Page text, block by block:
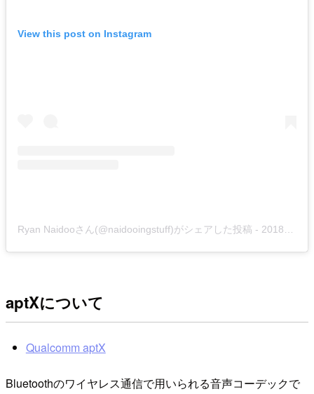
View this post on Instagram
Ryan Naidooさん(@naidooingstuff)がシェアした投稿 - 2018年11月月4日午後5時52分PST
aptXについて
Qualcomm aptX
Bluetoothのワイヤレス通信で用いられる音声コーデックで